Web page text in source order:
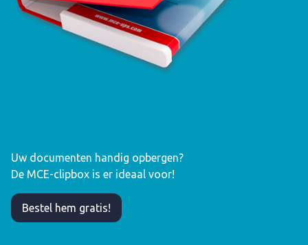
Uw documenten handig opbergen?
De MCE-clipbox is er ideaal voor!
Bestel hem gratis!